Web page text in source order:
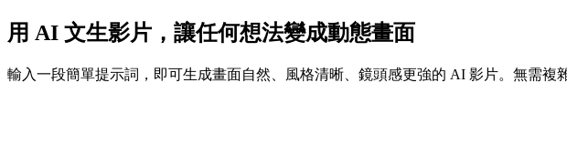
用 AI 文生影片，讓任何想法變成動態畫面
輸入一段簡單提示詞，即可生成畫面自然、風格清晰、鏡頭感更強的 AI 影片。無需